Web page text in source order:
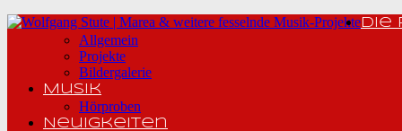
Die
Allgemein
Projekte
Bildergalerie
Musik
Hörproben
Neuigkeiten